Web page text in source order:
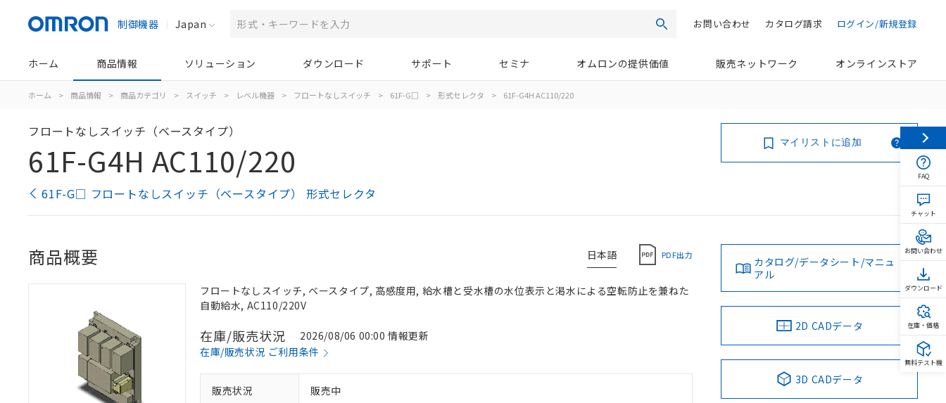
制御機器 Japan 検索 ログイン/新規登録
カタログ請求
お問い合わせ
ホーム 商品情報 ソリューション ダウンロード サポート セミナ オムロンの提供価値 販売ネットワーク オンラインストア
ホーム > 商品情報 > 商品カテゴリ > スイッチ > レベル機器 > フロートなしスイッチ > 61F-G□ > 形式セレクタ > 61F-G4H AC110/220
フロートなしスイッチ（ベースタイプ）
61F-G4H AC110/220
61F-G□ フロートなしスイッチ（ベースタイプ） 形式セレクタ
マイリストに追加
日本語 PDF出力
商品概要
フロートなしスイッチ, ベースタイプ, 高感度用, 給水槽と受水槽の水位表示と渇水による空転防止を兼ねた
自動給水, AC110/220V
在庫/販売状況
2026/08/06 00:00 情報更新
在庫/販売状況 ご利用条件
販売状況 販売中
カタログ/データシート/マニュ
アル
2D CADデータ
3D CADデータ
FAQ
チャット
お問い合わせ
ダウンロード
在庫・価格
無料テスト機